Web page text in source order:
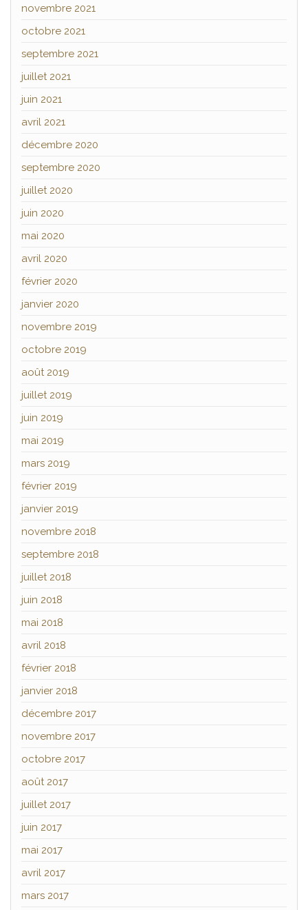
novembre 2021
octobre 2021
septembre 2021
juillet 2021
juin 2021
avril 2021
décembre 2020
septembre 2020
juillet 2020
juin 2020
mai 2020
avril 2020
février 2020
janvier 2020
novembre 2019
octobre 2019
août 2019
juillet 2019
juin 2019
mai 2019
mars 2019
février 2019
janvier 2019
novembre 2018
septembre 2018
juillet 2018
juin 2018
mai 2018
avril 2018
février 2018
janvier 2018
décembre 2017
novembre 2017
octobre 2017
août 2017
juillet 2017
juin 2017
mai 2017
avril 2017
mars 2017